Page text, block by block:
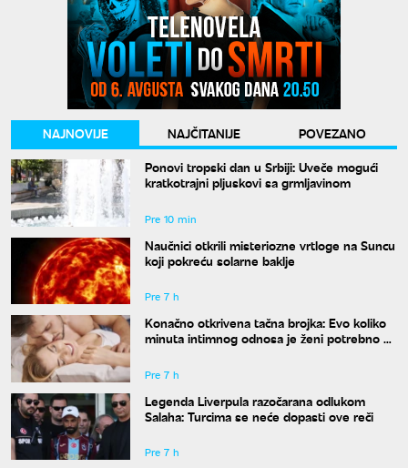
NAJNOVIJE NAJČITANIJE
POVEZANO
Ponovi tropski dan u Srbiji: Uveče mogući
kratkotrajni pljuskovi sa grmljavinom
Pre 10 min
Naučnici otkrili misteriozne vrtloge na Suncu
koji pokreću solarne baklje
Pre 7 h
Konačno otkrivena tačna brojka: Evo koliko
minuta intimnog odnosa je ženi potrebno da
Pre 7 h
Legenda Liverpula razočarana odlukom
Salaha: Turcima se neće dopasti ove reči
Pre 7 h